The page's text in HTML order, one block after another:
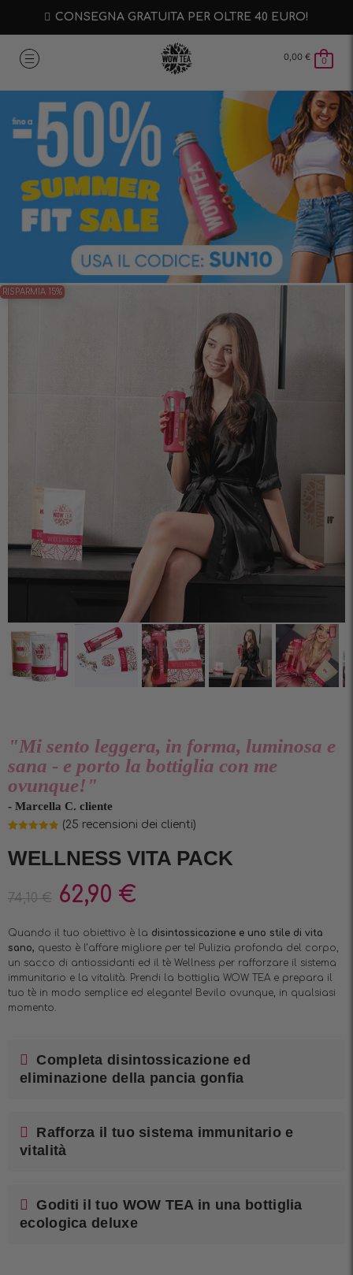
CONSEGNA GRATUITA PER OLTRE 40 EURO!
0,00 € 0
RISPARMIA 15%
"Mi sento leggera, in forma, luminosa e
sana - e porto la bottiglia con me
ovunque!"
- Marcella C. cliente
su base
di
(25 recensioni dei clienti)
WELLNESS VITA PACK
74,10€ 62,90 €
Quando il tuo obiettivo è la disintossicazione e uno stile di vita
sano, questo è l’affare migliore per te! Pulizia profonda del corpo,
un sacco di antiossidanti ed il tè Wellness per rafforzare il sistema
immunitario e la vitalità. Prendi la bottiglia WOW TEA e prepara il
tuo tè in modo semplice ed elegante! Bevilo ovunque, in qualsiasi
momento.
Completa disintossicazione ed
eliminazione della pancia gonfia
Rafforza il tuo sistema immunitario e
vitalità
Goditi il tuo WOW TEA in una bottiglia
ecologica deluxe